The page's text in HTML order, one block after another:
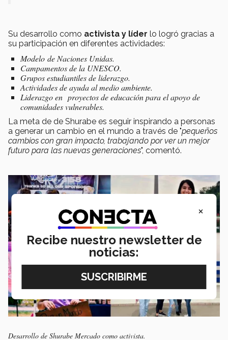
Su desarrollo como activista y líder lo logró gracias a
su participación en diferentes actividades:
Modelo de Naciones Unidas.
Campamentos de la UNESCO.
Grupos estudiantiles de liderazgo.
Actividades de ayuda al medio ambiente.
Liderazgo en proyectos de educación para el apoyo de
comunidades vulnerables.
La meta de de Shurabe es seguir inspirando a personas
a generar un cambio en el mundo a través de "pequeños
cambios con gran impacto, trabajando por ver un mejor
futuro para las nuevas generaciones", comentó.
Desarrollo de Shurabe Mercado como activista.
×
Recibe nuestro newsletter de
noticias: